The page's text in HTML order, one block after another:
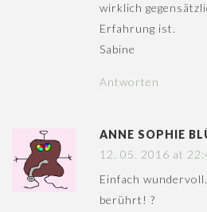
wirklich
Erfahrung ist.
Sabine
Antworten
ANNE SOPHIE
12. 05. 2016 at
Einfach
berührt! ?